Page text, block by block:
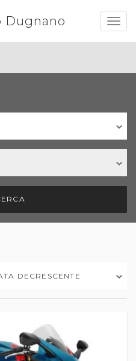
Dugnano
DECRESCENTE